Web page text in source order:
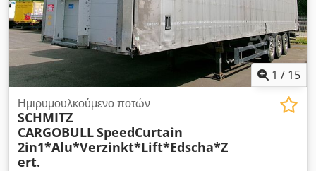
1 / 15
Ημιρυμουλκούμενο ποτών
SCHMITZ
CARGOBULLSpeedCurtain
2in1*Alu*Verzinkt*Lift*Edscha*Z
ert.